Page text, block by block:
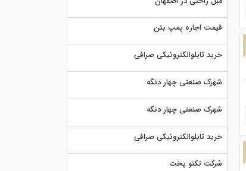
قیمت اجاره پمپ بتن
خرید تابلوالکترونیکی صرافی
شهرک صنعتی چهار دنگه
شهرک صنعتی چهار دنگه
خرید تابلوالکترونیکی صرافی
شرکت تکنو پخت